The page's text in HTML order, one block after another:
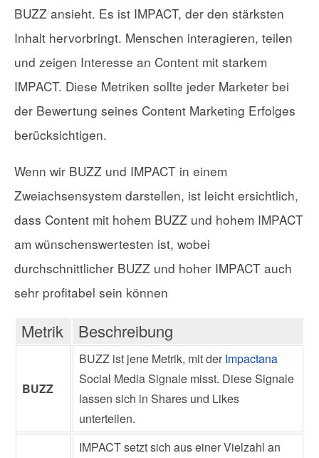
BUZZ ansieht. Es ist IMPACT, der den stärksten
Inhalt hervorbringt. Menschen interagieren, teilen
und zeigen Interesse an Content mit starkem
IMPACT. Diese Metriken sollte jeder Marketer bei
der Bewertung seines Content Marketing Erfolges
berücksichtigen.
Wenn wir BUZZ und IMPACT in einem
Zweiachsensystem darstellen, ist leicht ersichtlich,
dass Content mit hohem BUZZ und hohem IMPACT
am wünschenswertesten ist, wobei
durchschnittlicher BUZZ und hoher IMPACT auch
sehr profitabel sein können
Metrik Beschreibung
BUZZ
BUZZ ist jene Metrik, mit der Impactana
Social Media Signale misst. Diese Signale
lassen sich in Shares und Likes
unterteilen.
IMPACT setzt sich aus einer Vielzahl an